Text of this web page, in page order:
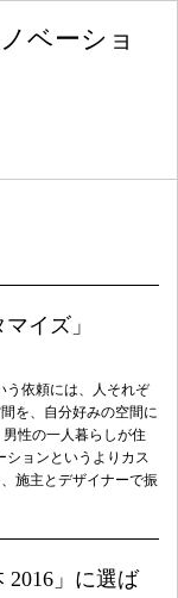
ベーショ
イズ」
う依頼には、人それぞ
を、自分好みの空間に
性の一人暮らしが住
ションというよりカス
施主とデザイナーで振
2016」に選ば